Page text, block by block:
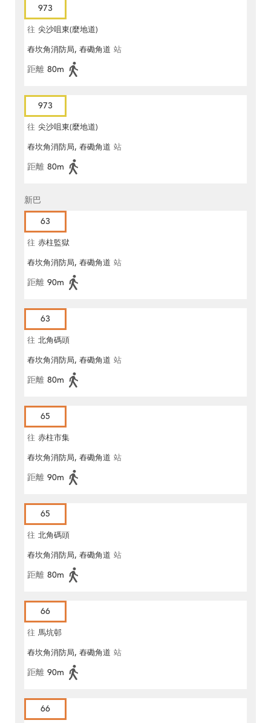
973
往 尖沙咀東(麼地道)
舂坎角消防局, 舂磡角道 站
距離 80m
973
往 尖沙咀東(麼地道)
舂坎角消防局, 舂磡角道 站
距離 80m
新巴
63
往 赤柱監獄
舂坎角消防局, 舂磡角道 站
距離 90m
63
往 北角碼頭
舂坎角消防局, 舂磡角道 站
距離 80m
65
往 赤柱市集
舂坎角消防局, 舂磡角道 站
距離 90m
65
往 北角碼頭
舂坎角消防局, 舂磡角道 站
距離 80m
66
往 馬坑邨
舂坎角消防局, 舂磡角道 站
距離 90m
66